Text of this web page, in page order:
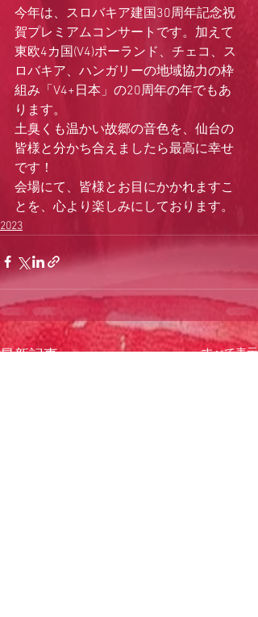
今年は、スロバキア建国30周年記念祝
賀プレミアムコンサートです。加えて
東欧4カ国(V4)ポーランド、チェコ、ス
ロバキア、ハンガリーの地域協力の枠
組み「V4+日本」の20周年の年でもあ
ります。
土臭くも温かい故郷の音色を、仙台の
皆様と分かち合えましたら最高に幸せ
です！
会場にて、皆様とお目にかかれますこ
とを、心より楽しみにしております。
2023
最新記事 すべて表示